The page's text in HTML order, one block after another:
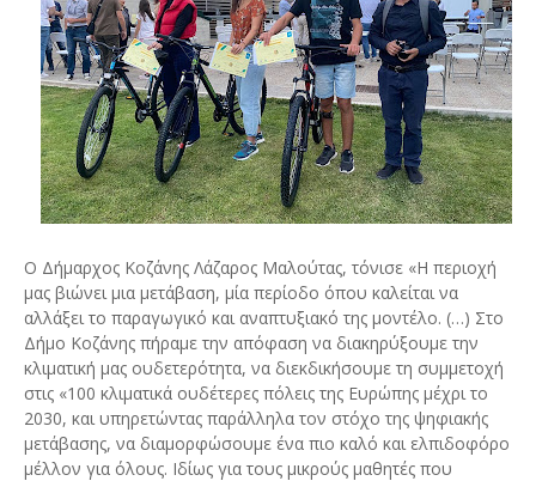
Ο Δήμαρχος Κοζάνης Λάζαρος Μαλούτας, τόνισε «Η περιοχή
μας βιώνει μια μετάβαση, μία περίοδο όπου καλείται να
αλλάξει το παραγωγικό και αναπτυξιακό της μοντέλο. (…) Στο
Δήμο Κοζάνης πήραμε την απόφαση να διακηρύξουμε την
κλιματική μας ουδετερότητα, να διεκδικήσουμε τη συμμετοχή
στις «100 κλιματικά ουδέτερες πόλεις της Ευρώπης μέχρι το
2030, και υπηρετώντας παράλληλα τον στόχο της ψηφιακής
μετάβασης, να διαμορφώσουμε ένα πιο καλό και ελπιδοφόρο
μέλλον για όλους. Ιδίως για τους μικρούς μαθητές που